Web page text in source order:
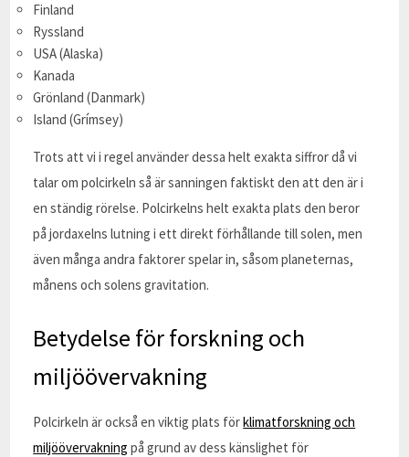
Finland
Ryssland
USA (Alaska)
Kanada
Grönland (Danmark)
Island (Grímsey)
Trots att vi i regel använder dessa helt exakta siffror då vi
talar om polcirkeln så är sanningen faktiskt den att den är i
en ständig rörelse. Polcirkelns helt exakta plats den beror
på jordaxelns lutning i ett direkt förhållande till solen, men
även många andra faktorer spelar in, såsom planeternas,
månens och solens gravitation.
Betydelse för forskning och
miljöövervakning
Polcirkeln är också en viktig plats förklimatforskning och
miljöövervakning på grund av dess känslighet för